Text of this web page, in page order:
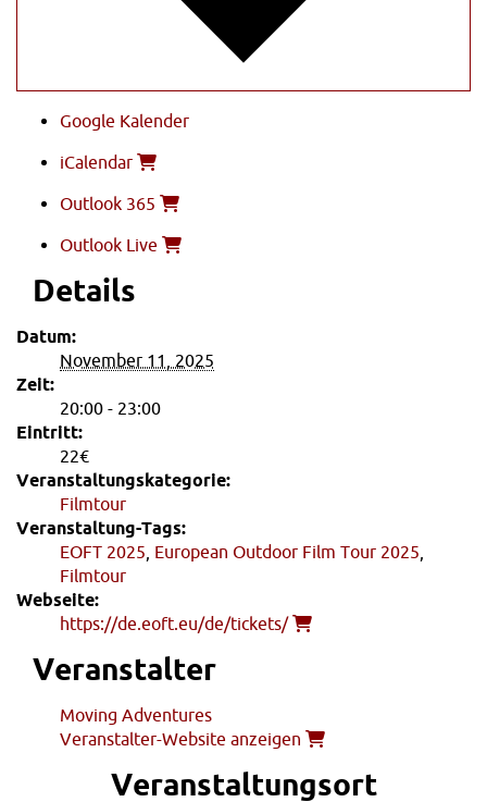
Google Kalender
iCalendar
Outlook 365
Outlook Live
Details
Datum:
November 11, 2025
Zeit:
20:00 - 23:00
Eintritt:
22€
Veranstaltungskategorie:
Filmtour
Veranstaltung-Tags:
EOFT 2025 European Outdoor Film Tour 2025
Filmtour
Webseite:
https://de.eoft.eu/de/tickets/
Veranstalter
Moving Adventures
Veranstalter-Website anzeigen
Veranstaltungsort